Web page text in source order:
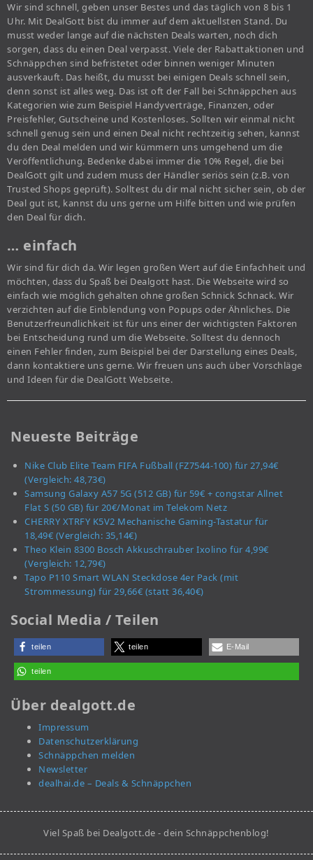
Wir sind schnell, geben unser Bestes und das täglich von 8 bis 1
Uhr. Mit DealGott bist du immer auf dem aktuellsten Stand. Du
musst weder lange auf die nächsten Deals warten, noch dich
sorgen, dass du einen Deal verpasst. Viele der Rabattaktionen und
Schnäppchen sind befristetet oder binnen weniger Minuten
ausverkauft. Das heißt, du musst bei einigen Deals schnell sein,
denn sonst ist alles weg. Das ist oft der Fall bei Schnäppchen aus
Kategorien wie zum Beispiel Handyverträge, Finanzen, oder
Preisfehler, Gutscheine und Kostenloses. Sollten wir einmal nicht
schnell genug sein und einen Deal nicht rechtzeitig sehen, kannst
du den Deal melden und wir kümmern uns umgehend um die
Veröffentlichung. Bedenke dabei immer die 10% Regel, die bei
DealGott gilt und zudem muss der Händler seriös sein (z.B. von
Trusted Shops geprüft). Solltest du dir mal nicht sicher sein, ob der
Deal gut ist, kannst du uns gerne um Hilfe bitten und wie prüfen
den Deal für dich.
… einfach
Wir sind für dich da. Wir legen großen Wert auf die Einfachheit und
möchten, dass du Spaß bei Dealgott hast. Die Webseite wird so
einfach wie möglich gehalten ohne großen Schnick Schnack. Wir
verzichten auf die Einblendung von Popups oder Ähnliches. Die
Benutzerfreundlichkeit ist für uns einer der wichtigsten Faktoren
bei Entscheidung rund um die Webseite. Solltest du dennoch
einen Fehler finden, zum Beispiel bei der Darstellung eines Deals,
dann kontaktiere uns gerne. Wir freuen uns auch über Vorschläge
und Ideen für die DealGott Webseite.
Neueste Beiträge
Nike Club Elite Team FIFA Fußball (FZ7544-100) für 27,94€
(Vergleich: 48,73€)
Samsung Galaxy A57 5G (512 GB) für 59€ + congstar Allnet
Flat S (50 GB) für 20€/Monat im Telekom Netz
CHERRY XTRFY K5V2 Mechanische Gaming-Tastatur für
18,49€ (Vergleich: 35,14€)
Theo Klein 8300 Bosch Akkuschrauber Ixolino für 4,99€
(Vergleich: 12,79€)
Tapo P110 Smart WLAN Steckdose 4er Pack (mit
Strommessung) für 29,66€ (statt 36,40€)
Social Media / Teilen
teilen teilen E-Mail
teilen
Über dealgott.de
Impressum
Datenschutzerklärung
Schnäppchen melden
Newsletter
dealhai.de – Deals & Schnäppchen
Viel Spaß bei Dealgott.de - dein Schnäppchenblog!